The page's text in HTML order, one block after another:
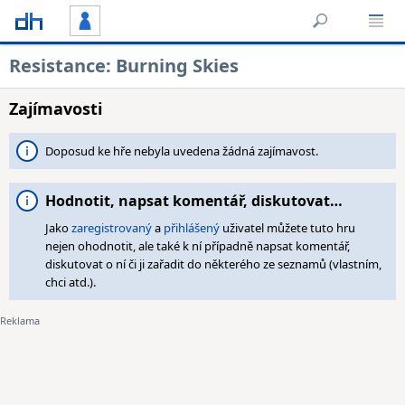
Resistance: Burning Skies
Zajímavosti
Doposud ke hře nebyla uvedena žádná zajímavost.
Hodnotit, napsat komentář, diskutovat…
Jakozaregistrovanýa přihlášený uživatel můžete tuto hru
nejen ohodnotit, ale také k ní případně napsat komentář,
diskutovat o ní či ji zařadit do některého ze seznamů (vlastním,
chci atd.).